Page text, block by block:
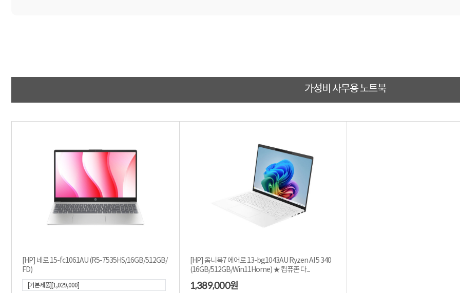
가성비 사무용 노트북
[HP] 네로 15-fc1061AU (R5-7535HS/16GB/512GB/
FD)
[기본제품][1,029,000]
[HP] 옴니북7 에어로 13-bg1043AU Ryzen AI 5 340
(16GB/512GB/Win11Home) ★ 컴퓨존 다...
1,389,000원